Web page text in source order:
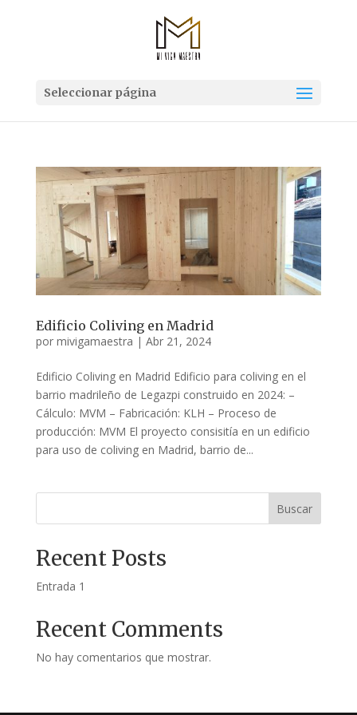
Seleccionar página
Edificio Coliving en Madrid
por mivigamaestra | Abr 21, 2024
Edificio Coliving en Madrid Edificio para coliving en el
barrio madrileño de Legazpi construido en 2024: –
Cálculo: MVM – Fabricación: KLH – Proceso de
producción: MVM El proyecto consisitía en un edificio
para uso de coliving en Madrid, barrio de...
Buscar
Recent Posts
Entrada 1
Recent Comments
No hay comentarios que mostrar.